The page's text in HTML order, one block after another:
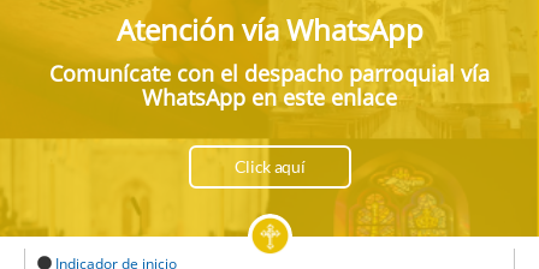
Atención vía WhatsApp
Comunícate con el despacho parroquial vía
WhatsApp en este enlace
Click aquí
Indicador de inicio